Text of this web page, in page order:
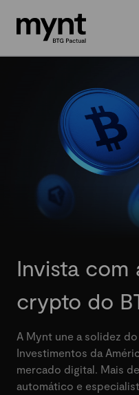
Invista com
crypto do
A Mynt une a solidez
Investimentos da
mercado digital. Mais
automático e